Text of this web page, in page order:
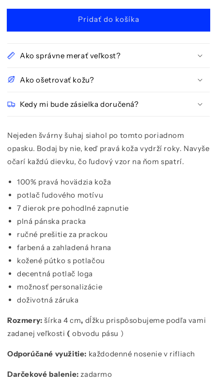
Pridať do košíka
Ako správne merať veľkost?
Ako ošetrovať kožu?
Kedy mi bude zásielka doručená?
Nejeden švárny šuhaj siahol po tomto poriadnom
opasku. Bodaj by nie, keď pravá koža vydrží roky. Navyše
očarí každú dievku, čo ľudový vzor na ňom spatrí.
100% pravá hovädzia koža
potlač ľudového motívu
7 dierok pre pohodlné zapnutie
plná pánska pracka
ručné prešitie za prackou
farbená a zahladená hrana
kožené pútko s potlačou
decentná potlač loga
možnosť personalizácie
doživotná záruka
Rozmery: šírka 4 cm, dĺžku prispôsobujeme podľa vami
zadanej veľkosti ( obvodu pásu )
Odporúčané využitie: každodenné nosenie v rifliach
Darčekové balenie: zadarmo